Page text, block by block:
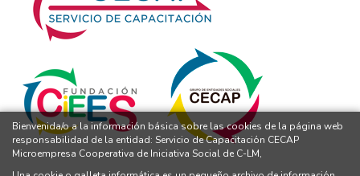
Bienvenida/o a la información básica sobre las cookies de la página web
responsabilidad de la entidad: Servicio de Capacitación CECAP
Microempresa Cooperativa de Iniciativa Social de C-LM,